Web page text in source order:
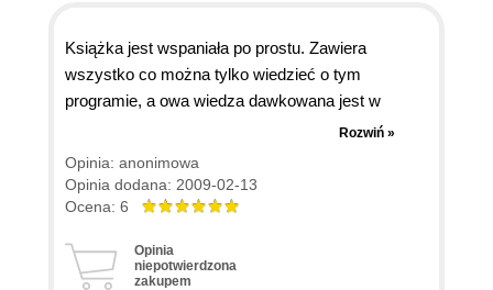
Książka jest wspaniała po prostu. Zawiera
wszystko co można tylko wiedzieć o tym
programie, a owa wiedza dawkowana jest w
sposób przejrzysty i zrozumiały nawet dla takiego
laika jak ja :). Po jej przeczytaniu i zastosowaniu
się do wskazówek zawartych w ćwiczeniach do
normalnej pracy, można rzeczywiście powiedzieć,
Rozwiń »
Opinia: anonimowa
Opinia dodana: 2009-02-13
Ocena: 6
Opinia
niepotwierdzona
zakupem